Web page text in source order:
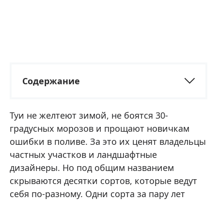
Содержание
Туи не желтеют зимой, не боятся 30-
градусных морозов и прощают новичкам
ошибки в поливе. За это их ценят владельцы
частных участков и ландшафтные
дизайнеры. Но под общим названием
скрываются десятки сортов, которые ведут
себя по-разному. Одни сорта за пару лет